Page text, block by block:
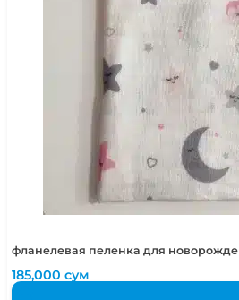
фланелевая пеленка для
185,000сум